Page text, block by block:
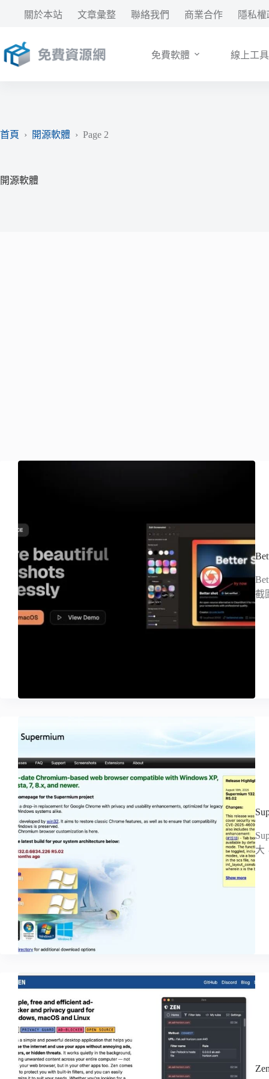
要
內
關於本站 文章彙整 聯絡我們 商業合作 隱私
免費軟體 線上工具
首頁 › 開源軟體 › Page 2
開源軟體
截
大